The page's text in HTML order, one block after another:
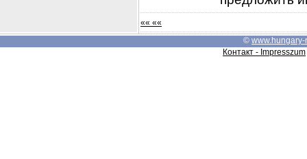
«« ««
© www.hungary-
Контакт - Impresszum